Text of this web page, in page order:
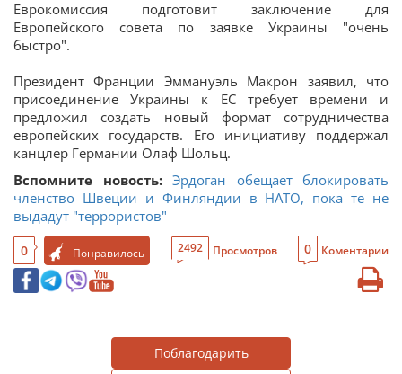
Еврокомиссия подготовит заключение для
Европейского совета по заявке Украины "очень
быстро".
Президент Франции Эммануэль Макрон заявил, что
присоединение Украины к ЕС требует времени и
предложил создать новый формат сотрудничества
европейских государств. Его инициативу поддержал
канцлер Германии Олаф Шольц.
Вспомните новость: Эрдоган обещает блокировать
членство Швеции и Финляндии в НАТО, пока те не
выдадут "террористов"
0 Понравилось 2492 Просмотров 0 Коментарии
Поблагодарить